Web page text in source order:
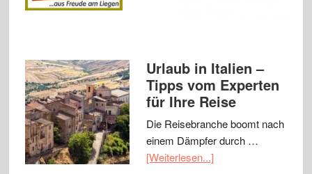
Urlaub in Italien –
Tipps vom Experten
für Ihre Reise
Die Reisebranche boomt nach
einem Dämpfer durch …
[Weiterlesen...]